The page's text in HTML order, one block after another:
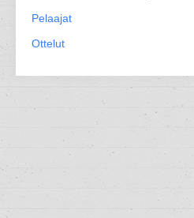
Pelaajat
Ottelut